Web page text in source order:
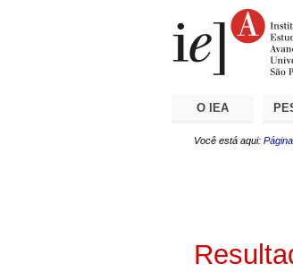
O IEA
Você está aqui: